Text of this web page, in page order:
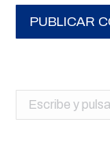
PUBLICAR
Buscar: